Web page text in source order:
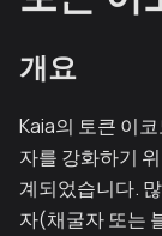
개요
Kaia의 토큰 이
자를 강화하기
계되었습니다.
자(채굴자 또는